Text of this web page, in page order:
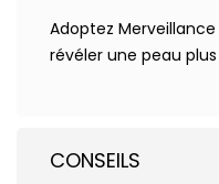
Adoptez
révéler une peau
CONSEILS